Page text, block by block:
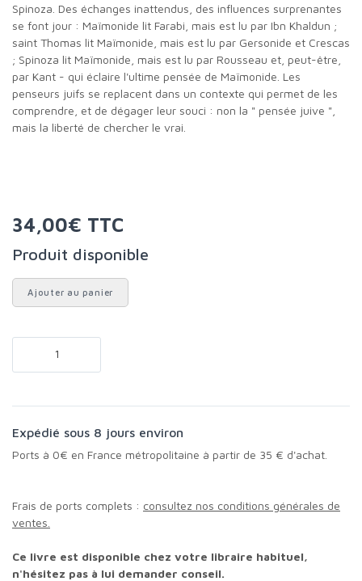
Spinoza. Des échanges inattendus, des influences surprenantes
se font jour : Maïmonide lit Farabi, mais est lu par Ibn Khaldun ;
saint Thomas lit Maïmonide, mais est lu par Gersonide et Crescas
; Spinoza lit Maïmonide, mais est lu par Rousseau et, peut-être,
par Kant - qui éclaire l'ultime pensée de Maïmonide. Les
penseurs juifs se replacent dans un contexte qui permet de les
comprendre, et de dégager leur souci : non la " pensée juive ",
mais la liberté de chercher le vrai.
34,00€ TTC
Produit disponible
Ajouter au panier
Expédié sous 8 jours environ
Ports à 0€ en France métropolitaine à partir de 35 € d'achat.
Frais de ports complets : consultez nos conditions générales de
ventes.
Ce livre est disponible chez votre libraire habituel,
n'hésitez pas à lui demander conseil.